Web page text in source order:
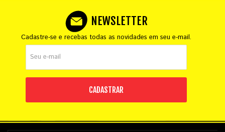
NEWSLETTER
Cadastre-se e recebas todas as novidades em seu e-mail.
CADASTRAR